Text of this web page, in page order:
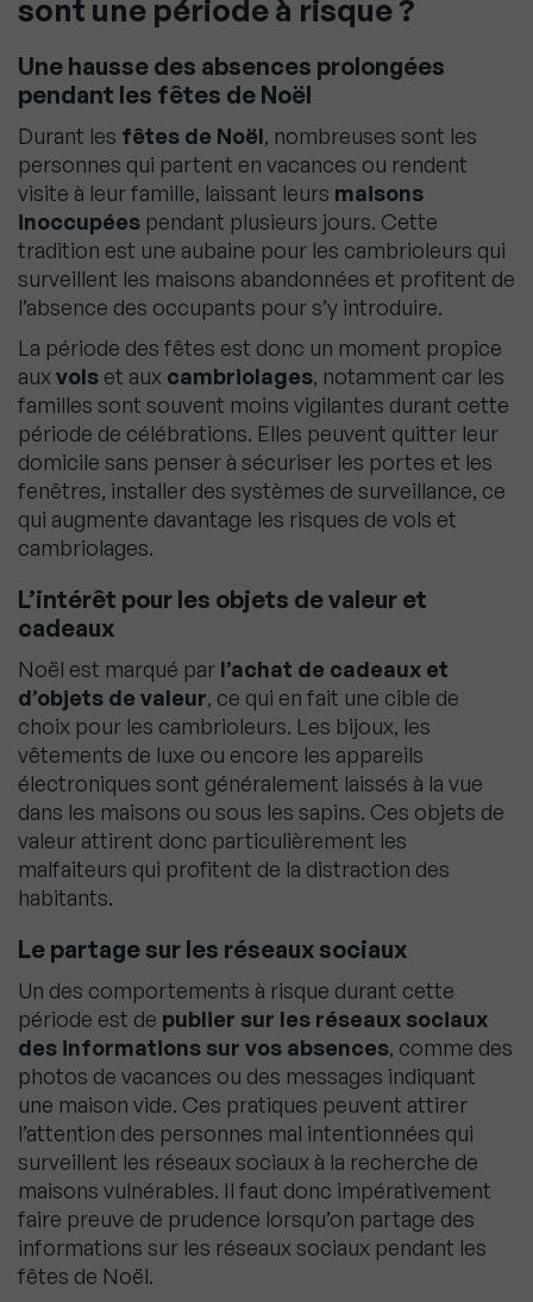
sont une période à risque ?
Une hausse des absences prolongées
pendant les fêtes de Noël
Durant les fêtes de Noël, nombreuses sont les
personnes qui partent en vacances ou rendent
visite à leur famille, laissant leurs maisons
inoccupées pendant plusieurs jours. Cette
tradition est une aubaine pour les cambrioleurs qui
surveillent les maisons abandonnées et profitent de
l’absence des occupants pour s’y introduire.
La période des fêtes est donc un moment propice
auxvols et aux cambriolages, notamment car les
familles sont souvent moins vigilantes durant cette
période de célébrations. Elles peuvent quitter leur
domicile sans penser à sécuriser les portes et les
fenêtres, installer des systèmes de surveillance, ce
qui augmente davantage les risques de vols et
cambriolages.
L’intérêt pour les objets de valeur et
cadeaux
Noël est marqué par l’achat de cadeaux et
d’objets de valeur, ce qui en fait une cible de
choix pour les cambrioleurs. Les bijoux, les
vêtements de luxe ou encore les appareils
électroniques sont généralement laissés à la vue
dans les maisons ou sous les sapins. Ces objets de
valeur attirent donc particulièrement les
malfaiteurs qui profitent de la distraction des
habitants.
Le partage sur les réseaux sociaux
Un des comportements à risque durant cette
période est de publier sur les réseaux sociaux
des informations sur vos absences, comme des
photos de vacances ou des messages indiquant
une maison vide. Ces pratiques peuvent attirer
l’attention des personnes mal intentionnées qui
surveillent les réseaux sociaux à la recherche de
maisons vulnérables. Il faut donc impérativement
faire preuve de prudence lorsqu’on partage des
informations sur les réseaux sociaux pendant les
fêtes de Noël.